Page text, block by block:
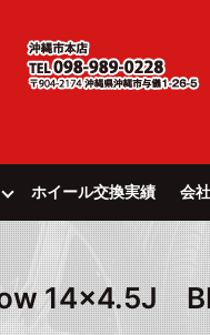
ホイール交換実績 会
14×4.5J